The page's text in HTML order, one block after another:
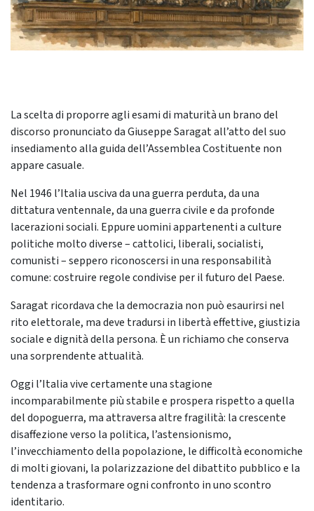
La scelta di proporre agli esami di maturità un brano del
discorso pronunciato da Giuseppe Saragat all’atto del suo
insediamento alla guida dell’Assemblea Costituente non
appare casuale.
Nel 1946 l’Italia usciva da una guerra perduta, da una
dittatura ventennale, da una guerra civile e da profonde
lacerazioni sociali. Eppure uomini appartenenti a culture
politiche molto diverse – cattolici, liberali, socialisti,
comunisti – seppero riconoscersi in una responsabilità
comune: costruire regole condivise per il futuro del Paese.
Saragat ricordava che la democrazia non può esaurirsi nel
rito elettorale, ma deve tradursi in libertà effettive, giustizia
sociale e dignità della persona. È un richiamo che conserva
una sorprendente attualità.
Oggi l’Italia vive certamente una stagione
incomparabilmente più stabile e prospera rispetto a quella
del dopoguerra, ma attraversa altre fragilità: la crescente
disaffezione verso la politica, l’astensionismo,
l’invecchiamento della popolazione, le difficoltà economiche
di molti giovani, la polarizzazione del dibattito pubblico e la
tendenza a trasformare ogni confronto in uno scontro
identitario.